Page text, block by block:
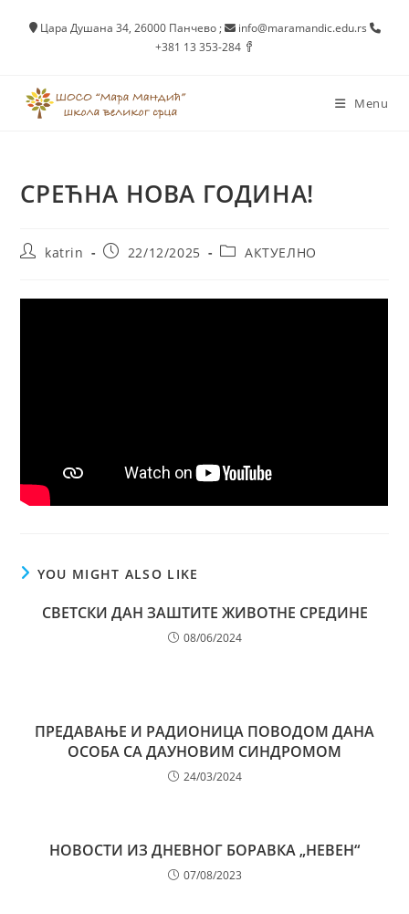
Цара Душана 34, 26000 Панчево;
info@maramandic.edu.rs
+381 13 353-284
Menu
СРЕЋНА НОВА ГОДИНА!
Postkatrin
Post22/12/2025
PostАКТУЕЛНО
YOU MIGHT ALSO LIKE
СВЕТСКИ ДАН ЗАШТИТЕ ЖИВОТНЕ СРЕДИНЕ
08/06/2024
ПРЕДАВАЊЕ И РАДИОНИЦА ПОВОДОМ ДАНА
ОСОБА СА ДАУНОВИМ СИНДРОМОМ
24/03/2024
НОВОСТИ ИЗ ДНЕВНОГ БОРАВКА „НЕВЕН“
07/08/2023